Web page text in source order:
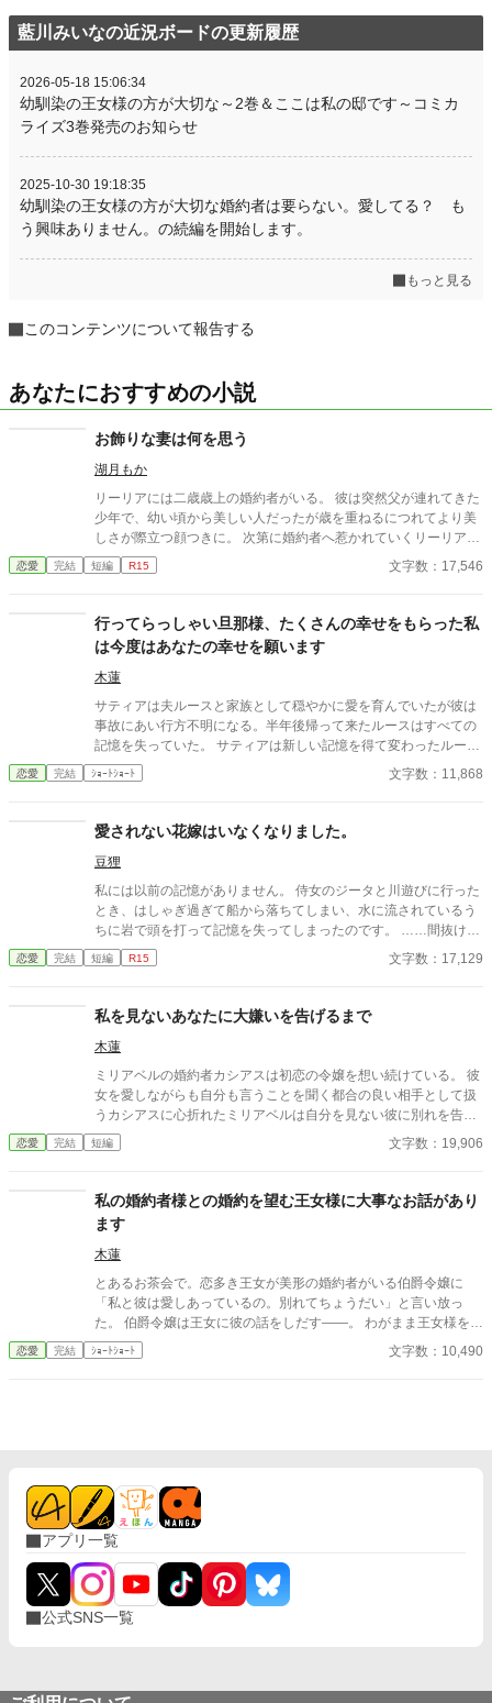
藍川みいなの近況ボードの更新履歴
2026-05-18 15:06:34
幼馴染の王女様の方が大切な～2巻＆ここは私の邸です～コミカ
ライズ3巻発売のお知らせ
2025-10-30 19:18:35
幼馴染の王女様の方が大切な婚約者は要らない。愛してる？ も
う興味ありません。の続編を開始します。
もっと見る
このコンテンツについて報告する
あなたにおすすめの小説
お飾りな妻は何を思う
湖月もか
リーリアには二歳歳上の婚約者がいる。 彼は突然父が連れてきた
少年で、幼い頃から美しい人だったが歳を重ねるにつれてより美
しさが際立つ顔つきに。 次第に婚約者へ惹かれていくリーリア。
しかし彼にとっては世間体のための結婚だった。 そんなお飾り妻
リーリアとその夫の話。
恋愛 完結 短編 R15 文字数：17,546
行ってらっしゃい旦那様、たくさんの幸せをもらった私
は今度はあなたの幸せを願います
木蓮
サティアは夫ルースと家族として穏やかに愛を育んでいたが彼は
事故にあい行方不明になる。半年後帰って来たルースはすべての
記憶を失っていた。 サティアは新しい記憶を得て変わったルース
に愛する家族がいることを知り、愛しい夫との大切な思い出を抱
えて彼を送り出す。 記憶を失くしたことで生きる道が変わった夫
恋愛 完結 ｼｮｰﾄｼｮｰﾄ 文字数：11,868
愛されない花嫁はいなくなりました。
豆狸
私には以前の記憶がありません。 侍女のジータと川遊びに行った
とき、はしゃぎ過ぎて船から落ちてしまい、水に流されているう
ちに岩で頭を打って記憶を失ってしまったのです。 ……間抜け過
ぎて自分が恥ずかしいです。
恋愛 完結 短編 R15 文字数：17,129
私を見ないあなたに大嫌いを告げるまで
木蓮
ミリアベルの婚約者カシアスは初恋の令嬢を想い続けている。 彼
女を愛しながらも自分も言うことを聞く都合の良い相手として扱
うカシアスに心折れたミリアベルは自分を見ない彼に別れを告げ
た。 「今さらあなたが私をどう思っているかなんて知りたくもな
い」 婚約者を信じられなかった令嬢と大切な人を失ってやっと現
恋愛 完結 短編 文字数：19,906
私の婚約者様との婚約を望む王女様に大事なお話があり
ます
木蓮
とあるお茶会で。恋多き王女が美形の婚約者がいる伯爵令嬢に
「私と彼は愛しあっているの。別れてちょうだい」と言い放っ
た。 伯爵令嬢は王女に彼の話をしだす――。 わがまま王女様を天
然な令嬢が追い返すお話。
恋愛 完結 ｼｮｰﾄｼｮｰﾄ 文字数：10,490
アプリ一覧
公式SNS一覧